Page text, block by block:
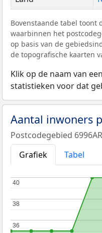
Bovenstaande tabel toont
waarbinnen het
op basis van de
de topografische kaarten
Klik op de naam van
statistieken voor dat
Aantal inwoners
Postcodegebied
Grafiek
Tabel
36
36
38
38
40
40